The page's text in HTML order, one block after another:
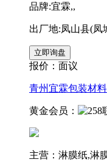
品牌:宜霖,,
出厂地:凤山县(凤
报价： 面议
青州宜霖包装材
黄金会员：
主营：淋膜纸,淋